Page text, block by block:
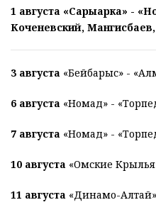
1 августа «Сарыарка» -
Коченевский,
3 августа «Бейбарыс» -
6 августа «Номад» -
7 августа «Номад» -
10 августа «Омские
11 августа «Динамо-